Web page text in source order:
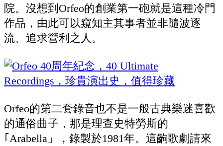
院。沒想到Orfeo的創業第一砲就是這種冷門
作品，由此可以窺知主其事者並非隨波逐
流、追求營利之人。
Orfeo的第二套錄音也不是一般古典樂迷喜歡
的通俗曲子，那是理查史特勞斯的
｢Arabella」，錄製於1981年。這齣歌劇請來